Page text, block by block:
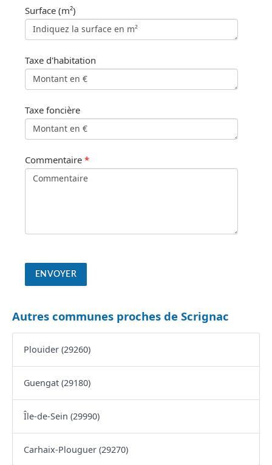
Surface (m²)
Taxe d'habitation
Taxe foncière
Commentaire *
Autres communes proches de Scrignac
Plouider (29260)
Guengat (29180)
Île-de-Sein (29990)
Carhaix-Plouguer (29270)